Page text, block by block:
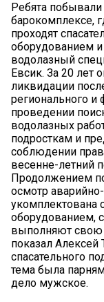
Ребята
барокомплексе,
проходят
оборудованием
водолазный
Евсик. За 20 лет
ликвидации
регионального
проведении
водолазных
подросткам и
соблюдении
весенне-летний
Продолжением
осмотр
укомплектована
оборудованием,
выполняют свою
показал
спасательного
тема была
дело мужское.